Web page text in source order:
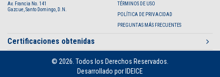
Av. Francia No. 141
Gazcue, Santo Domingo, D.N.
TÉRMINOS DE USO
POLÍTICA DE PRIVACIDAD
PREGUNTAS MÁS FRECUENTES
Certificaciones obtenidas
© 2026. Todos los Derechos Reservados.
Desarrollado por IDEICE